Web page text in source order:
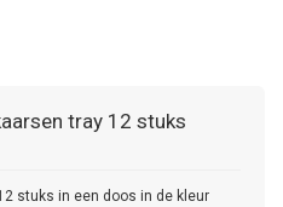
tray 12 stuks
stuks in een doos in de kleur